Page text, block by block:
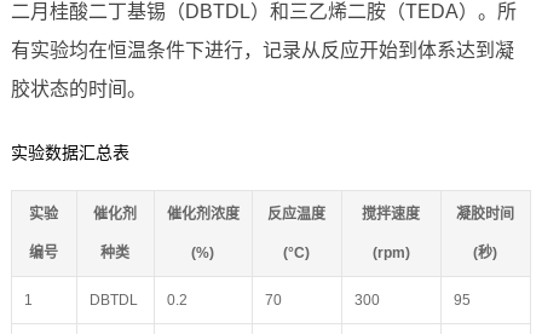
二月桂酸二丁基锡（DBTDL）和三乙烯二胺（TEDA）。所
有实验均在恒温条件下进行，记录从反应开始到体系达到凝
胶状态的时间。
实验数据汇总表
实验
编号
催化剂
种类
催化剂浓度
(%)
反应温度
(°C)
搅拌速度
(rpm)
凝胶时间
(秒)
1 DBTDL 0.2 70 300 95